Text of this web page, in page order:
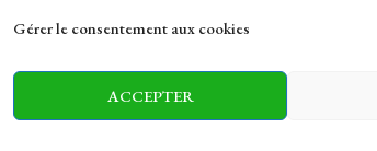
Gérer le consentement aux cookies
ACCEPTER